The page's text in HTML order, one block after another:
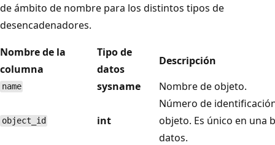
de ámbito de nombre para los distintos tipos de
desencadenadores.
Nombre de la
columna
Tipo de
datos
Descripción
name sysname Nombre de objeto.
object_id int
Número de
objeto. Es único en una
datos.